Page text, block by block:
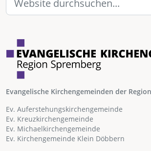
Evangelische Kirchengemeinden der
Ev. Auferstehungskirchengemeinde
Ev. Kreuzkirchengemeinde
Ev. Michaelkirchengemeinde
Ev. Kirchengemeinde Klein Döbbern